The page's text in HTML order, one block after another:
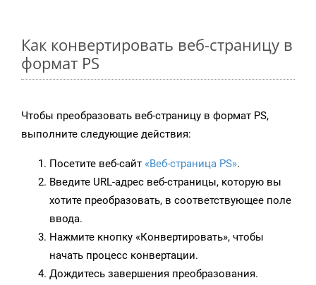
Как конвертировать веб-страницу в
формат PS
Чтобы преобразовать веб-страницу в формат PS,
выполните следующие действия:
Посетите веб-сайт «Веб-страница PS».
Введите URL-адрес веб-страницы, которую вы
хотите преобразовать, в соответствующее поле
ввода.
Нажмите кнопку «Конвертировать», чтобы
начать процесс конвертации.
Дождитесь завершения преобразования.